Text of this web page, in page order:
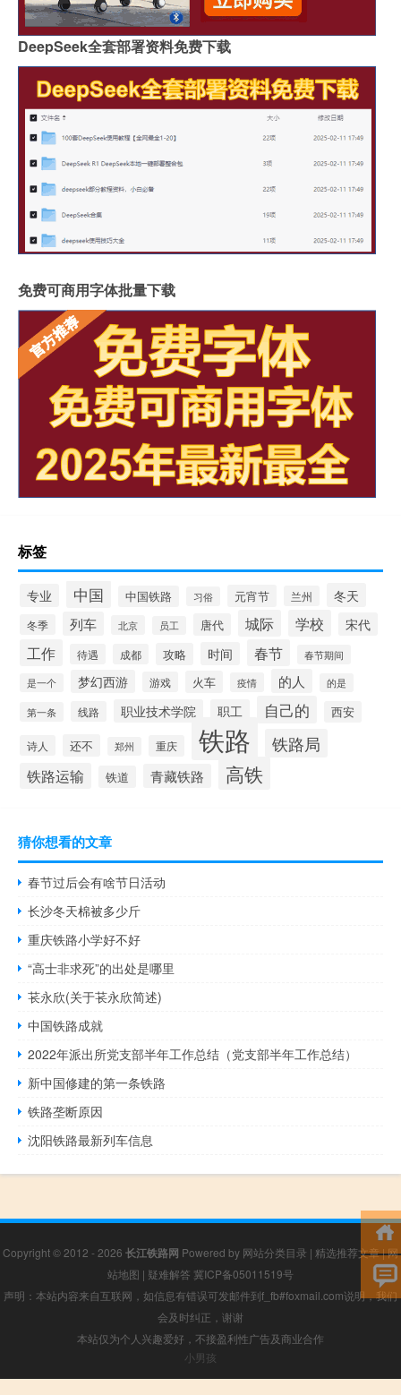
DeepSeek全套部署资料免费下载
免费可商用字体批量下载
标签
专业 中国 中国铁路 习俗 元宵节 兰州 冬天
冬季 列车 北京 员工 唐代 城际 学校 宋代
工作 待遇 成都 攻略 时间 春节 春节期间
是一个 梦幻西游 游戏 火车 疫情 的人 的是
第一条 线路 职业技术学院 职工 自己的 西安
诗人 还不 郑州 重庆 铁路 铁路局
铁路运输 铁道 青藏铁路 高铁
猜你想看的文章
春节过后会有啥节日活动
长沙冬天棉被多少斤
重庆铁路小学好不好
“高士非求死”的出处是哪里
苌永欣(关于苌永欣简述)
中国铁路成就
2022年派出所党支部半年工作总结（党支部半年工作总结）
新中国修建的第一条铁路
铁路垄断原因
沈阳铁路最新列车信息
Copyright © 2012 - 2026 长江铁路网 Powered by 网站分类目录 | 精选推荐文章|网
站地图 | 疑难解答 冀ICP备05011519号
声明：本站内容来自互联网，如信息有错误可发邮件到f_fb#foxmail.com说明，我们
会及时纠正，谢谢
本站仅为个人兴趣爱好，不接盈利性广告及商业合作
小男孩